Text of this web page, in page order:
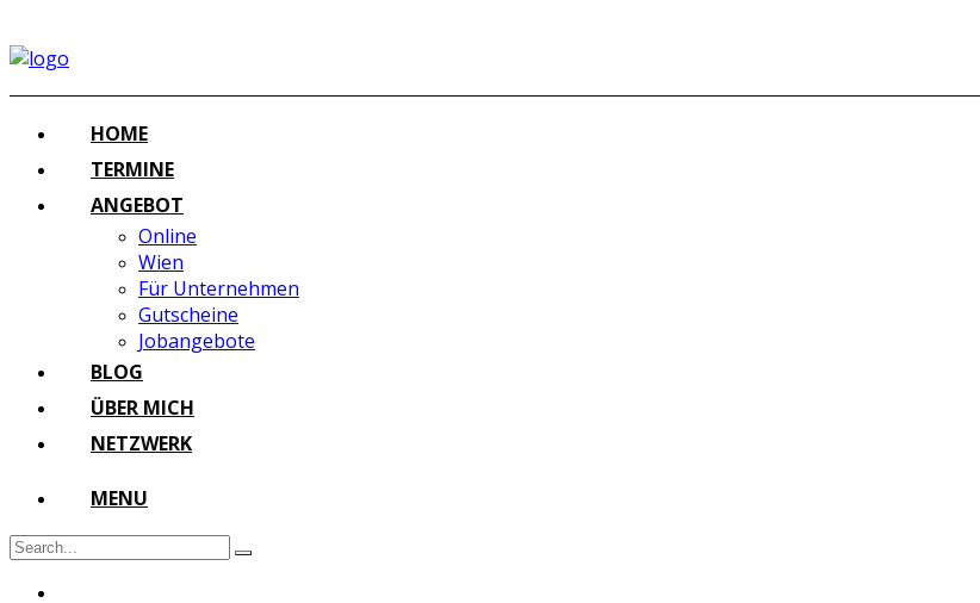
HOME
TERMINE
ANGEBOT
Online
Wien
Für Unternehmen
Gutscheine
Jobangebote
BLOG
ÜBER MICH
NETZWERK
MENU